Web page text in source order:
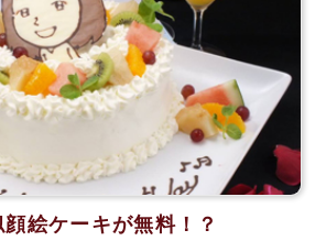
絵ケーキが無料！？